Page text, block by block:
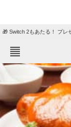
🎁 Switch 2もあたる！ プレ
ねとらぼメニュー
エンタメ
グルメ